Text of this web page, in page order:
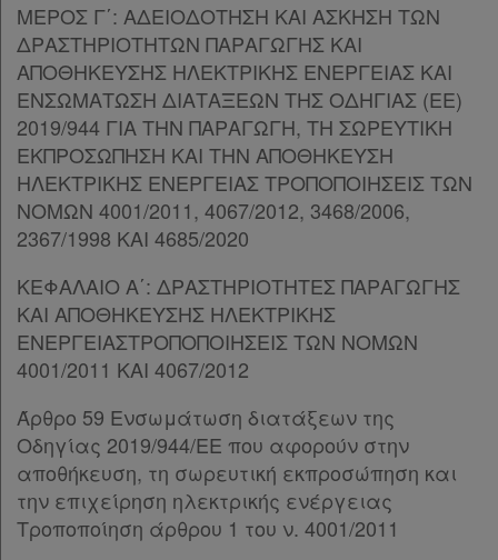
Παρ.3
Παρ.4
Παρ.5
Άρθρο 27 [-]
Παρ.1
Παρ.2
Παρ.3
Παρ.4
Παρ.5
Παρ.6
Παρ.7
Παρ.8
Παρ.9
Άρθρο 28 [-]
Παρ.1
Παρ.2
Παρ.3
Παρ.4
Παρ.5
ΜΕΡΟΣ Γ΄: ΑΔΕΙΟΔΟΤΗΣΗ ΚΑΙ ΑΣΚΗΣΗ ΤΩΝ
ΔΡΑΣΤΗΡΙΟΤΗΤΩΝ ΠΑΡΑΓΩΓΗΣ ΚΑΙ
ΑΠΟΘΗΚΕΥΣΗΣ ΗΛΕΚΤΡΙΚΗΣ ΕΝΕΡΓΕΙΑΣ ΚΑΙ
ΕΝΣΩΜΑΤΩΣΗ ΔΙΑΤΑΞΕΩΝ ΤΗΣ ΟΔΗΓΙΑΣ (ΕΕ)
2019/944 ΓΙΑ ΤΗΝ ΠΑΡΑΓΩΓΗ, ΤΗ ΣΩΡΕΥΤΙΚΗ
ΕΚΠΡΟΣΩΠΗΣΗ ΚΑΙ ΤΗΝ ΑΠΟΘΗΚΕΥΣΗ
ΗΛΕΚΤΡΙΚΗΣ ΕΝΕΡΓΕΙΑΣ ΤΡΟΠΟΠΟΙΗΣΕΙΣ ΤΩΝ
ΝΟΜΩΝ 4001/2011, 4067/2012, 3468/2006,
2367/1998 ΚΑΙ 4685/2020
ΚΕΦΑΛΑΙΟ Α΄: ΔΡΑΣΤΗΡΙΟΤΗΤΕΣ ΠΑΡΑΓΩΓΗΣ
ΚΑΙ ΑΠΟΘΗΚΕΥΣΗΣ ΗΛΕΚΤΡΙΚΗΣ
ΕΝΕΡΓΕΙΑΣΤΡΟΠΟΠΟΙΗΣΕΙΣ ΤΩΝ ΝΟΜΩΝ
4001/2011 ΚΑΙ 4067/2012
Άρθρο 59 Ενσωμάτωση διατάξεων της
Οδηγίας 2019/944/ΕΕ που αφορούν στην
αποθήκευση, τη σωρευτική εκπροσώπηση και
την επιχείρηση ηλεκτρικής ενέργειας
Τροποποίηση άρθρου 1 του ν. 4001/2011